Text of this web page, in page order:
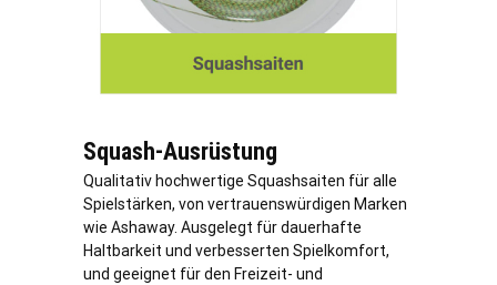
Squash-Ausrüstung
Qualitativ hochwertige Squashsaiten für alle
Spielstärken, von vertrauenswürdigen Marken
wie Ashaway. Ausgelegt für dauerhafte
Haltbarkeit und verbesserten Spielkomfort,
und geeignet für den Freizeit- und